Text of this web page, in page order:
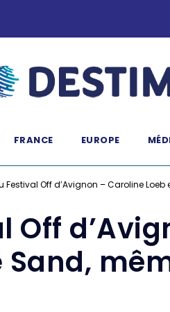
FRANCE EUROPE
Festival Off d’Avignon – Caroline
Off
Sand,